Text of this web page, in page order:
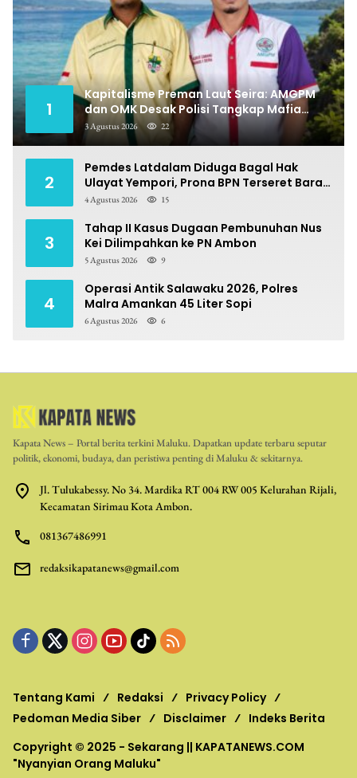
1
Kapitalisme Preman Laut Seira: AMGPM
dan OMK Desak Polisi Tangkap Mafia
Pungli
3 Agustus 2026 22
2
Pemdes Latdalam Diduga Bagal Hak
Ulayat Yempori, Prona BPN Terseret Bara
Sengketa
4 Agustus 2026 15
3
Tahap II Kasus Dugaan Pembunuhan Nus
Kei Dilimpahkan ke PN Ambon
5 Agustus 2026 9
4
Operasi Antik Salawaku 2026, Polres
Malra Amankan 45 Liter Sopi
6 Agustus 2026 6
Kapata News – Portal berita terkini Maluku. Dapatkan update terbaru seputar
politik, ekonomi, budaya, dan peristiwa penting di Maluku & sekitarnya.
Jl. Tulukabessy. No 34. Mardika RT 004 RW 005 Kelurahan Rijali,
Kecamatan Sirimau Kota Ambon.
081367486991
redaksikapatanews@gmail.com
Tentang Kami Redaksi
Privacy Policy
Pedoman Media Siber
Disclaimer
Indeks Berita
Copyright © 2025 - Sekarang || KAPATANEWS.COM
"Nyanyian Orang Maluku"